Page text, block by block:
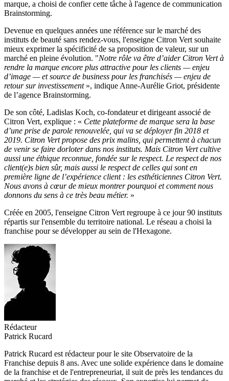
marque, a choisi de confier cette tâche à l'agence de communication
Brainstorming.
Devenue en quelques années une référence sur le marché des
instituts de beauté sans rendez-vous, l'enseigne Citron Vert souhaite
mieux exprimer la spécificité de sa proposition de valeur, sur un
marché en pleine évolution. "Notre rôle va être d’aider Citron Vert à
rendre la marque encore plus attractive pour les clients — enjeu
d’image — et source de business pour les franchisés — enjeu de
retour sur investissement », indique Anne-Aurélie Griot, présidente
de l’agence Brainstorming.
De son côté, Ladislas Koch, co-fondateur et dirigeant associé de
Citron Vert, explique : « Cette plateforme de marque sera la base
d’une prise de parole renouvelée, qui va se déployer fin 2018 et
2019. Citron Vert propose des prix malins, qui permettent à chacun
de venir se faire dorloter dans nos instituts. Mais Citron Vert cultive
aussi une éthique reconnue, fondée sur le respect. Le respect de nos
client(e)s bien sûr, mais aussi le respect de celles qui sont en
première ligne de l’expérience client : les esthéticiennes Citron Vert.
Nous avons à cœur de mieux montrer pourquoi et comment nous
donnons du sens à ce très beau métier. »
Créée en 2005, l'enseigne Citron Vert regroupe à ce jour 90 instituts
répartis sur l'ensemble du territoire national. Le réseau a choisi la
franchise pour se développer au sein de l'Hexagone.
Rédacteur
Patrick Rucard
Patrick Rucard est rédacteur pour le site Observatoire de la
Franchise depuis 8 ans. Avec une solide expérience dans le domaine
de la franchise et de l'entrepreneuriat, il suit de près les tendances du